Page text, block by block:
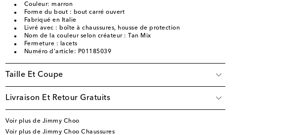
Couleur: marron
Forme du bout : bout carré ouvert
Fabriqué en Italie
Livré avec : boîte à chaussures, housse de protection
Nom de la couleur selon créateur : Tan Mix
Fermeture : lacets
Numéro d'article: P01185039
Taille Et Coupe
Livraison Et Retour Gratuits
Voir plus de Jimmy Choo
Voir plus de Jimmy Choo Chaussures